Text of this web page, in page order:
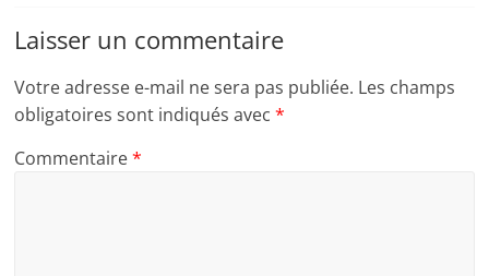
Laisser un commentaire
Votre adresse e-mail ne sera pas publiée. Les champs
obligatoires sont indiqués avec*
Commentaire*